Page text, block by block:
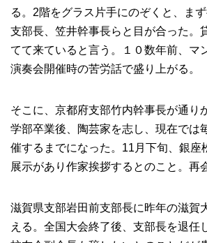
る。2階をグラス片手にのぞくと、ま
支部長、笠井幹事長らと目が合った。
てて来ていると言う。１０数年前、マ
演奏会開催時の苦労話で盛り上がる。
そこに、京都府支部竹内幹事長が通り
学部卒業後、陶芸家を志し、現在では
催するまでになった。11月下旬、銀座
展示があり作家挨拶するとのこと。再
滋賀県支部岩田前支部長に昨年の滋賀
える。全国大会終了後、支部長を退任